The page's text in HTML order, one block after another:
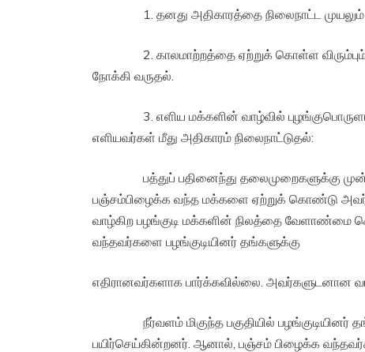
1. தனது அதிகாரத்தை நிலைநாட்ட முயலும்
2. காலமாற்றத்தை ஏற்றுக் கொள்ள விரும்பும்
நோக்கி வருதல்.
3. எளிய மக்களின் வாழ்வில்
எளியவர்கள் மீது அதிகாரம் நிலைநாட்டுதல்:
பத்துப் பதினைந்து தலைமுறைகளுக்கு
பஞ்சம்பிழைக்க வந்த மக்களை ஏற்றுக் கொண்டு
வாழ்கிற பழங்குடி மக்களின் நிலத்தை
வந்தவர்களை பழங்குடியினர் தங்களுக்கு
எதிரானவர்களாக பார்க்கவில்லை.
நீர்வளம் மிகுந்த பகுதியில் பழங்குடியினர்
பயிர்செய்கின்றனர். ஆனால், பஞ்சம் பிழைக்க